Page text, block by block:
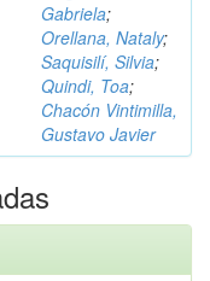
Gabriela;
Orellana, Nataly;
Saquisilí, Silvia;
Quindi, Toa;
Chacón Vintimilla,
Gustavo Javier